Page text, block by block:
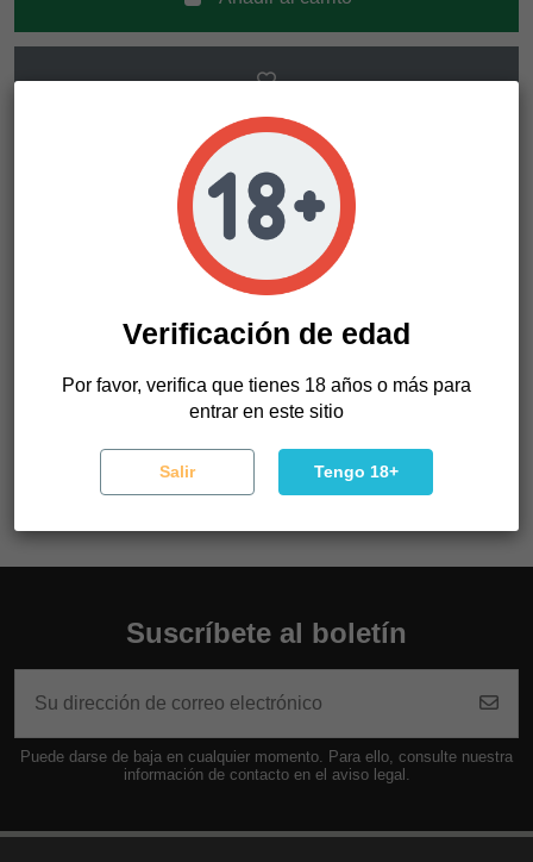
Esta es una de las flores más potentes y fuertes. Todo el
gas y el olor de la tarta de bayas y sabores, flores densas
efectos de bloqueo de sofá. Buena para el alivio del dolor
Suscríbete al boletín
Puede darse de baja en cualquier momento. Para ello, consulte nuestra
información de contacto en el aviso legal.
Verificación de edad
Por favor, verifica que tienes 18 años o más para
entrar en este sitio
Salir Tengo 18+